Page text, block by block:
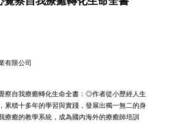
有限公司
察自我療癒轉化生命全書：◎作者從小歷經人生
累積十多年的學習與實踐，發展出獨一無二的身
療癒的教學系統，成為國內海外的療癒師培訓